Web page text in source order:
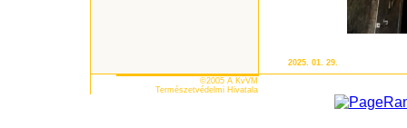
2025. 01. 29.
©2005 A KvVM
Természetvédelmi Hivatala